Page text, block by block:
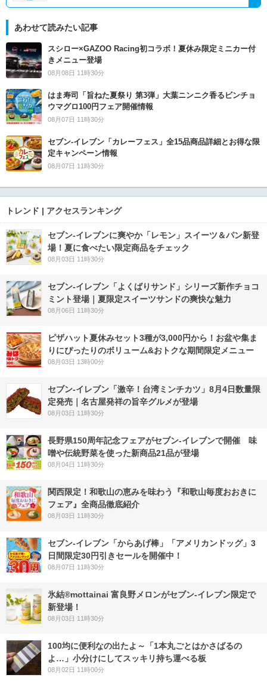
あわせて読みたい記事
スシロー×GAZOO Racing初コラボ！夏休み限定ミニカー付
きメニュー登場
08月08日 11時30分
はま寿司「旨ねた夏祭り 第3弾」大葉ニンニク香るビンチョ
ウマグロ100円フェア開催情報
08月07日 11時30分
セブン‐イレブン「カレーフェス」全15品商品詳細とお得な限
定キャンペーン情報
08月07日 11時30分
トレンド | アクセスランキング
セブン‐イレブンに爽やか「レモン」スイーツ＆パン新登
場！夏に食べたい限定商品をチェック
08月03日 11時30分
セブン‐イレブン「よくばりサンド」シリーズ新作チョコ
ミント登場｜夏限定スイーツサンドの爽快な魅力
08月06日 11時30分
ピザハット夏休みセット3種が3,000円から！お盆や集ま
りにぴったりのボリューム&おトクな期間限定メニュー
08月03日 13時00分
セブン-イレブン「激辛！台湾ミンチカツ」8月4日数量限
定発売｜名古屋発祥の旨辛グルメが登場
08月03日 11時30分
長野県150周年記念フェアがセブン-イレブンで開催 味
噌や伝統野菜を使った新商品21品が登場
08月04日 11時30分
関西限定！和歌山の恵みを味わう『和歌山毎度おおきに
フェア』全商品徹底紹介
08月03日 11時30分
セブン‐イレブン「からあげ棒」「アメリカンドッグ」3
日間限定30円引きセールを開催中！
08月07日 11時30分
氷結®mottainai 富良野メロンがセブン‐イレブン限定で
新登場！
08月03日 11時30分
100均に便利なの出たよ～「1本丸ごとはかさばるの
よ…」小分けにしてスッキリ持ち運べる板
08月02日 11時00分